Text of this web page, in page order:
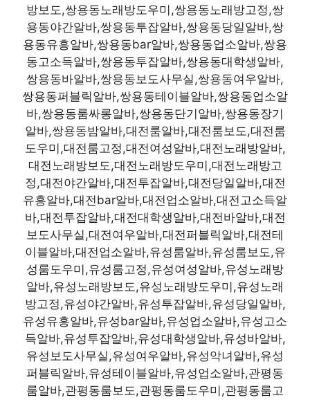
방보도,쌍용동노래방도우미,쌍용동노래방고정,쌍
용동야간알바,쌍용동투잡알바,쌍용동당일알바,쌍
용동유흥알바,쌍용동bar알바,쌍용동업소알바,쌍용
동고소득알바,쌍용동투잡알바,쌍용동대학생알바,
쌍용동바알바,쌍용동보도사무실,쌍용동여우알바,
쌍용동퍼블릭알바,쌍용동테이블알바,쌍용동업소알
바,쌍용동룸싸롱알바,쌍용동단기알바,쌍용동장기
알바,쌍용동밤알바,대전룸알바,대전룸보도,대전룸
도우미,대전룸고정,대전여성알바,대전노래방알바,
대전노래방보도,대전노래방도우미,대전노래방고
정,대전야간알바,대전투잡알바,대전당일알바,대전
유흥알바,대전bar알바,대전업소알바,대전고소득알
바,대전투잡알바,대전대학생알바,대전바알바,대전
보도사무실,대전여우알바,대전퍼블릭알바,대전테
이블알바,대전업소알바,유성룸알바,유성룸보도,유
성룸도우미,유성룸고정,유성여성알바,유성노래방
알바,유성노래방보도,유성노래방도우미,유성노래
방고정,유성야간알바,유성투잡알바,유성당일알바,
유성유흥알바,유성bar알바,유성업소알바,유성고소
득알바,유성투잡알바,유성대학생알바,유성바알바,
유성보도사무실,유성여우알바,유성악녀알바,유성
퍼블릭알바,유성테이블알바,유성업소알바,관평동
룸알바,관평동룸보도,관평동룸도우미,관평동룸고